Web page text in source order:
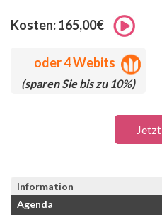
Kosten: 165,00€
oder4 Webits
(sparen Sie bis zu 10%)
Information
Agenda